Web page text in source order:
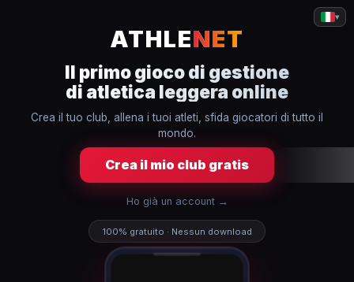
▾
ATHLENET
Il primo gioco di gestione
di atletica leggera online
Crea il tuo club, allena i tuoi atleti, sfida giocatori di tutto il
mondo.
Crea il mio club gratis
Ho già un account →
100% gratuito · Nessun download